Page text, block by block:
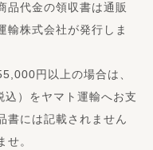
品代金の領収書は通販
輸株式会社が発行しま
円以上の場合は、
）をヤマト運輸へお支
書には記載されません
せ。